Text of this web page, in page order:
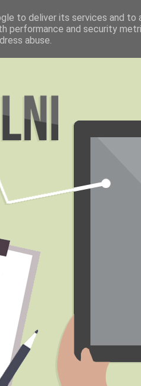
to deliver its services and to
performance and security
abuse.